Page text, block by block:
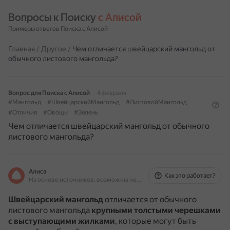
Вопросы к Поиску с Алисой
Примеры ответов Поиска с Алисой
Главная / Другое / Чем отличается швейцарский мангольд от
обычного листового мангольда?
Вопрос для Поиска с Алисой
4 февраля
#Мангольд
#ШвейцарскийМангольд
#ЛистовойМангольд
#Отличия
#Овощи #Зелень
Чем отличается швейцарский мангольд от обычного
листового мангольда?
Алиса
На основе источников, возможны неточности
Как это работает?
Швейцарский мангольдотличается от обычного
листового мангольда крупными толстыми черешками
с выступающими жилками, которые могут быть